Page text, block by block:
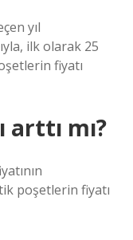
yıl
ilk olarak 25
fiyatı
mı?
poşetlerin fiyatı